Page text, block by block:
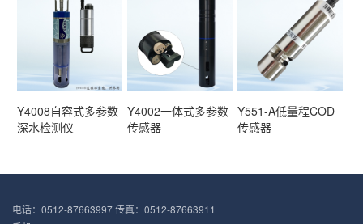
Y4008自容式多参数
深水检测仪
Y4002一体式多参数
传感器
Y551-A低量程COD
传感器
电话：0512-87663997 传真：0512-87663911